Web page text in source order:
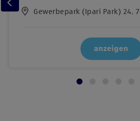
Gewerbepark (Ipari Park) 24, 7502
anzeigen